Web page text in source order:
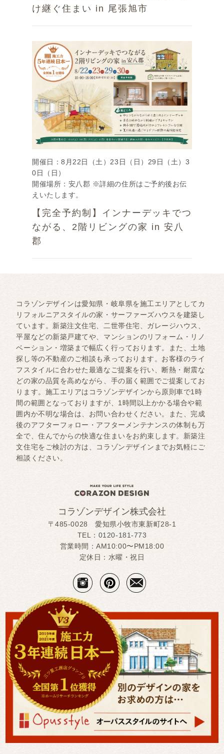
け継ぐ住まい in 尾張旭市
開催日：8月22日（土）23日（日）29日（土）3
0日（日）
開催場所：安八郡 ※詳細の住所はご予約後お伝
えいたします。
【完全予約制】インナーデッキでつ
ながる、2階リビングの家 in 安八
郡
コラゾンデザインは愛知県・岐阜県を施工エリアとしてカ
リフォルニアスタイルの家・サーファーズハウスを建築し
ています。新築注文住宅、二世帯住宅、ガレージハウス、
平屋などの新築戸建てや、マンションのリフォーム・リノ
ベーション・増築まで幅広く行っております。また、土地
探し等の不動産のご相談も承っております。お客様のライ
フスタイルに合わせた最適なご提案を行い、断熱・耐震な
どの家の品質を高めながら、手の届く範囲でご提案してお
ります。施工エリアはコラゾンデザインから原則車で1時
間の範囲となっておりますが、1時間以上かかる場合や範
囲内か不明な場合は、お問い合わせください。また、完成
後のアフターフォロー・アフターメンテナンスの体制も万
全で、住んでからの快適な住まいをお約束します。新築注
文住宅をご検討の方は、コラゾンデザインまでお気軽にご
相談ください。
コラゾンデザイン株式会社
〒485-0028 愛知県小牧市東新町28-1
TEL： 0120-181-773
営業時間：AM10:00〜PM18:00
定休日：水曜・祝日